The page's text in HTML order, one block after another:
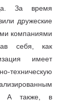
За время
дружеские
компаниями
себя, как
имеет
техническую
А также, в